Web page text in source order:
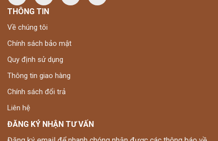
THÔNG TIN
Về chúng tôi
Chính sách bảo mật
Quy định sử dụng
Thông tin giao hàng
Chính sách đổi trả
Liên hệ
ĐĂNG KÝ NHẬN TƯ VẤN